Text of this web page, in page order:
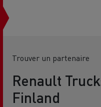
Trouver un partenaire
Renault
Finland